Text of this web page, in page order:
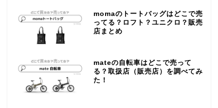
momaのトートバッグはどこで売
ってる？ロフト？ユニクロ？販売
店まとめ
mateの自転車はどこで売って
る？取扱店（販売店）を調べてみ
た！